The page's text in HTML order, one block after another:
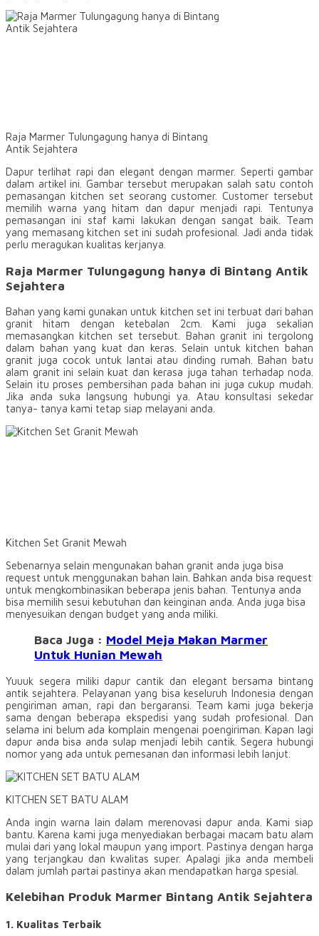
Raja Marmer Tulungagung hanya di Bintang
Antik Sejahtera
Dapur terlihat rapi dan elegant dengan marmer. Seperti gambar
dalam artikel ini. Gambar tersebut merupakan salah satu contoh
pemasangan kitchen set seorang customer. Customer tersebut
memilih warna yang hitam dan dapur menjadi rapi. Tentunya
pemasangan ini staf kami lakukan dengan sangat baik. Team
yang memasang kitchen set ini sudah profesional. Jadi anda tidak
perlu meragukan kualitas kerjanya.
Raja Marmer Tulungagung hanya di Bintang Antik
Sejahtera
Bahan yang kami gunakan untuk kitchen set ini terbuat dari bahan
granit hitam dengan ketebalan 2cm. Kami juga sekalian
memasangkan kitchen set tersebut. Bahan granit ini tergolong
dalam bahan yang kuat dan keras. Selain untuk kitchen bahan
granit juga cocok untuk lantai atau dinding rumah. Bahan batu
alam granit ini selain kuat dan kerasa juga tahan terhadap noda.
Selain itu proses pembersihan pada bahan ini juga cukup mudah.
Jika anda suka langsung hubungi ya. Atau konsultasi sekedar
tanya- tanya kami tetap siap melayani anda.
Kitchen Set Granit Mewah
Sebenarnya selain mengunakan bahan granit anda juga bisa
request untuk menggunakan bahan lain. Bahkan anda bisa request
untuk mengkombinasikan beberapa jenis bahan. Tentunya anda
bisa memilih sesui kebutuhan dan keinginan anda. Anda juga bisa
menyesuikan dengan budget yang anda miliki.
Baca Juga : Model Meja Makan Marmer
Untuk Hunian Mewah
Yuuuk segera miliki dapur cantik dan elegant bersama bintang
antik sejahtera. Pelayanan yang bisa keseluruh Indonesia dengan
pengiriman aman, rapi dan bergaransi. Team kami juga bekerja
sama dengan beberapa ekspedisi yang sudah profesional. Dan
selama ini belum ada komplain mengenai poengiriman. Kapan lagi
dapur anda bisa anda sulap menjadi lebih cantik. Segera hubungi
nomor yang ada untuk pemesanan dan informasi lebih lanjut.
KITCHEN SET BATU ALAM
Anda ingin warna lain dalam merenovasi dapur anda. Kami siap
bantu. Karena kami juga menyediakan berbagai macam batu alam
mulai dari yang lokal maupun yang import. Pastinya dengan harga
yang terjangkau dan kwalitas super. Apalagi jika anda membeli
dalam jumlah partai pastinya akan mendapatkan harga spesial.
Kelebihan Produk Marmer Bintang Antik Sejahtera
1. Kualitas Terbaik